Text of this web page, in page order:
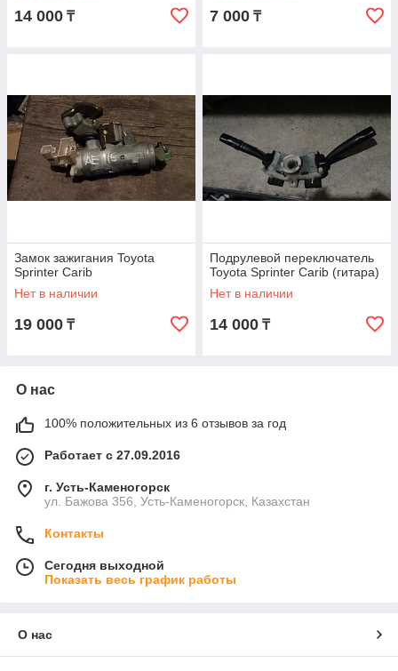
14 000 ₸ 7 000 ₸
Замок зажигания Toyota
Sprinter Carib
Нет в наличии
19 000 ₸
Подрулевой переключатель
Toyota Sprinter Carib (гитара)
Нет в наличии
14 000 ₸
О нас
100% положительных из 6 отзывов за год
Работает с 27.09.2016
г. Усть-Каменогорск
ул. Бажова 356, Усть-Каменогорск, Казахстан
Контакты
Сегодня выходной
Показать весь график работы
О нас